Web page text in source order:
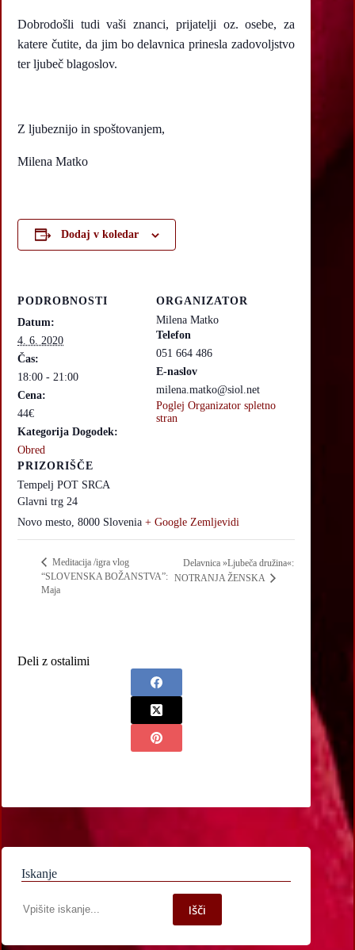
Dobrodošli tudi vaši znanci, prijatelji oz. osebe, za
katere čutite, da jim bo delavnica prinesla zadovoljstvo
ter ljubeč blagoslov.
Z ljubeznijo in spoštovanjem,
Milena Matko
Dodaj v koledar
PODROBNOSTI
Datum:
4. 6. 2020
Čas:
18:00 - 21:00
Cena:
44€
Kategorija Dogodek:
Obred
PRIZORIŠČE
Tempelj POT SRCA
Glavni trg 24
Novo mesto, 8000 Slovenia + Google Zemljevidi
ORGANIZATOR
Milena Matko
Telefon
051 664 486
E-naslov
milena.matko@siol.net
Poglej Organizator spletno
stran
Meditacija /igra vlog
“SLOVENSKA BOŽANSTVA”:
Maja
Delavnica »Ljubeča družina«:
NOTRANJA ŽENSKA
Deli z ostalimi
Iskanje
po
Išči